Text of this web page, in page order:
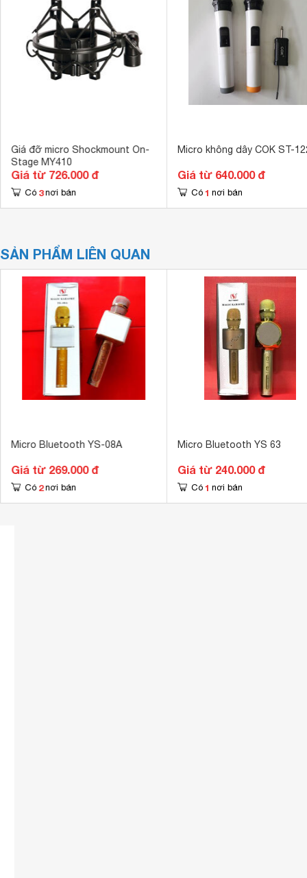
Giá đỡ micro Shockmount On-
Stage MY410
Giá từ 726.000 đ
Có 3 nơi bán
Micro không dây COK ST-
Giá từ 640.000 đ
Có 1 nơi bán
SẢN PHẨM LIÊN QUAN
Micro Bluetooth YS-08A
Giá từ 269.000 đ
Có 2 nơi bán
Micro Bluetooth YS 63
Giá từ 240.000 đ
Có 1 nơi bán